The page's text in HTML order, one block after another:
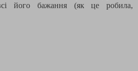
його бажання (як це робила,